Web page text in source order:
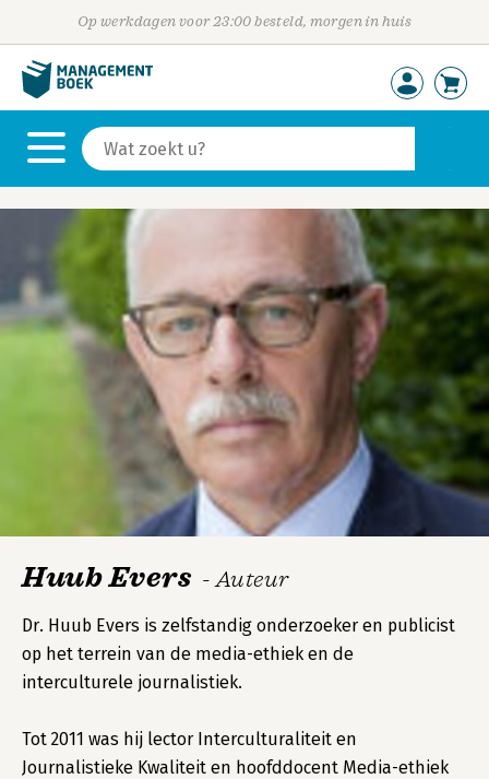
Op werkdagen voor 23:00 besteld, morgen in huis
Huub Evers - Auteur
Dr. Huub Evers is zelfstandig onderzoeker en publicist
op het terrein van de media-ethiek en de
interculturele journalistiek.
Tot 2011 was hij lector Interculturaliteit en
Journalistieke Kwaliteit en hoofddocent Media-ethiek